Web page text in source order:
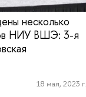
несколько
НИУ ВШЭ: 3-я
18 мая, 2023 г.